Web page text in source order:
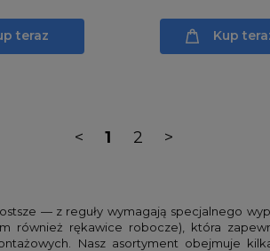
teraz Kup
< 1 2 >
— z reguły wymagają specjalnego
również rękawice robocze), która
Nasz asortyment obejmuje